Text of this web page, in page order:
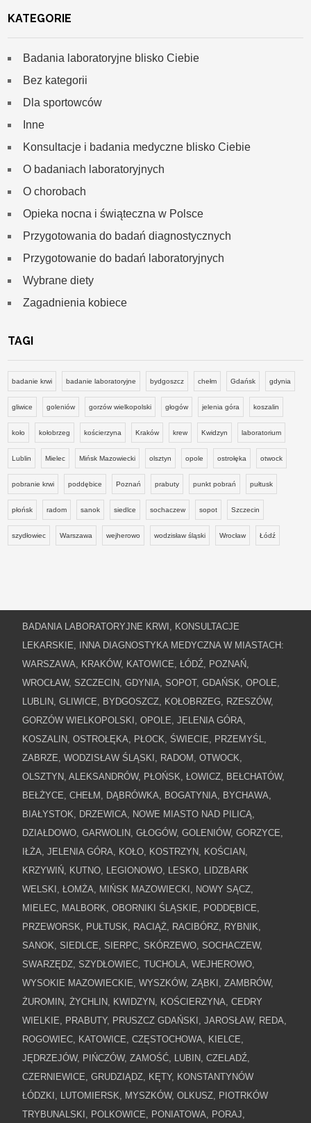
KATEGORIE
Badania laboratoryjne blisko Ciebie
Bez kategorii
Dla sportowców
Inne
Konsultacje i badania medyczne blisko Ciebie
O badaniach laboratoryjnych
O chorobach
Opieka nocna i świąteczna w Polsce
Przygotowania do badań diagnostycznych
Przygotowanie do badań laboratoryjnych
Wybrane diety
Zagadnienia kobiece
TAGI
badanie krwi badanie laboratoryjne bydgoszcz chełm Gdańsk gdynia
gliwice goleniów gorzów wielkopolski głogów jelenia góra koszalin
koło kołobrzeg kościerzyna Kraków krew Kwidzyn laboratorium
Lublin Mielec Mińsk Mazowiecki olsztyn opole ostrołęka otwock
pobranie krwi poddębice Poznań prabuty punkt pobrań pułtusk
płońsk radom sanok siedlce sochaczew sopot Szczecin
szydłowiec Warszawa wejherowo wodzisław śląski Wrocław Łódź
BADANIA LABORATORYJNE KRWI, KONSULTACJE
LEKARSKIE, INNA DIAGNOSTYKA MEDYCZNA W MIASTACH:
WARSZAWA, KRAKÓW, KATOWICE, ŁÓDŹ, POZNAŃ,
WROCŁAW, SZCZECIN, GDYNIA, SOPOT, GDAŃSK, OPOLE,
LUBLIN, GLIWICE, BYDGOSZCZ, KOŁOBRZEG, RZESZÓW,
GORZÓW WIELKOPOLSKI, OPOLE, JELENIA GÓRA,
KOSZALIN, OSTROŁĘKA, PŁOCK, ŚWIECIE, PRZEMYŚL,
ZABRZE, WODZISŁAW ŚLĄSKI, RADOM, OTWOCK,
OLSZTYN, ALEKSANDRÓW, PŁOŃSK, ŁOWICZ, BEŁCHATÓW,
BEŁŻYCE, CHEŁM, DĄBRÓWKA, BOGATYNIA, BYCHAWA,
BIAŁYSTOK, DRZEWICA, NOWE MIASTO NAD PILICĄ,
DZIAŁDOWO, GARWOLIN, GŁOGÓW, GOLENIÓW, GORZYCE,
IŁŻA, JELENIA GÓRA, KOŁO, KOSTRZYN, KOŚCIAN,
KRZYWIŃ, KUTNO, LEGIONOWO, LESKO, LIDZBARK
WELSKI, ŁOMŻA, MIŃSK MAZOWIECKI, NOWY SĄCZ,
MIELEC, MALBORK, OBORNIKI ŚLĄSKIE, PODDĘBICE,
PRZEWORSK, PUŁTUSK, RACIĄŻ, RACIBÓRZ, RYBNIK,
SANOK, SIEDLCE, SIERPC, SKÓRZEWO, SOCHACZEW,
SWARZĘDZ, SZYDŁOWIEC, TUCHOLA, WEJHEROWO,
WYSOKIE MAZOWIECKIE, WYSZKÓW, ZĄBKI, ZAMBRÓW,
ŻUROMIN, ŻYCHLIN, KWIDZYN, KOŚCIERZYNA, CEDRY
WIELKIE, PRABUTY, PRUSZCZ GDAŃSKI, JAROSŁAW, REDA,
ROGOWIEC, KATOWICE, CZĘSTOCHOWA, KIELCE,
JĘDRZEJÓW, PIŃCZÓW, ZAMOŚĆ, LUBIN, CZELADŹ,
CZERNIEWICE, GRUDZIĄDZ, KĘTY, KONSTANTYNÓW
ŁÓDZKI, LUTOMIERSK, MYSZKÓW, OLKUSZ, PIOTRKÓW
TRYBUNALSKI, POLKOWICE, PONIATOWA, PORAJ,